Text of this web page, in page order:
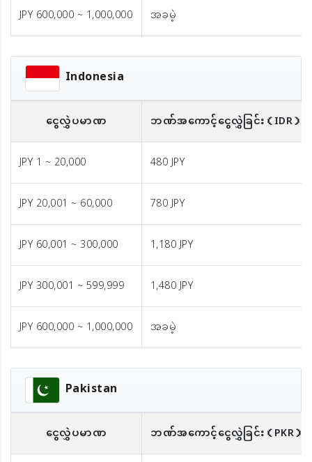
JPY 600,000 ~ 1,000,000
အခမဲ့
Indonesia
ငွေလွှဲပမာဏ ဘဏ်အကောင့်ငွေလွှဲခြင်း（IDR）
JPY 1 ~ 20,000
480 JPY
JPY 20,001 ~ 60,000
780 JPY
JPY 60,001 ~ 300,000
1,180 JPY
JPY 300,001 ~ 599,999
1,480 JPY
JPY 600,000 ~ 1,000,000
အခမဲ့
Pakistan
ငွေလွှဲပမာဏ ဘဏ်အကောင့်ငွေလွှဲခြင်း（PKR）